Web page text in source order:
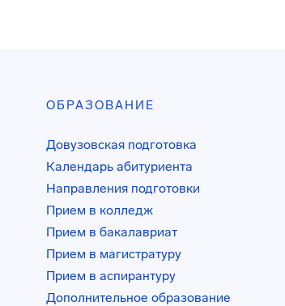
ОБРАЗОВАНИЕ
Довузовская подготовка
Календарь абитуриента
Направления подготовки
Прием в колледж
Прием в бакалавриат
Прием в магистратуру
Прием в аспирантуру
Дополнительное образование